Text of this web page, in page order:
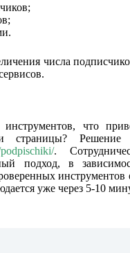
числа
инструментов, что
страницы?
.
подход, в
инструментов
уже через 5-10